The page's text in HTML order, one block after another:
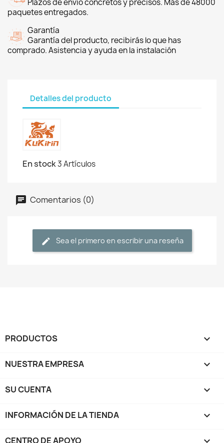
Plazos de envío concretos y precisos. Más de 48000
paquetes entregados.
Garantía
Garantía del producto, recibirás lo que has
comprado. Asistencia y ayuda en la instalación
Detalles del producto
En stock3 Artículos
Comentarios (0)
Sea el primero en escribir una reseña
PRODUCTOS 
NUESTRA EMPRESA 
SU CUENTA 
INFORMACIÓN DE LA TIENDA keyboard_arrow_down
CENTRO DE APOYO